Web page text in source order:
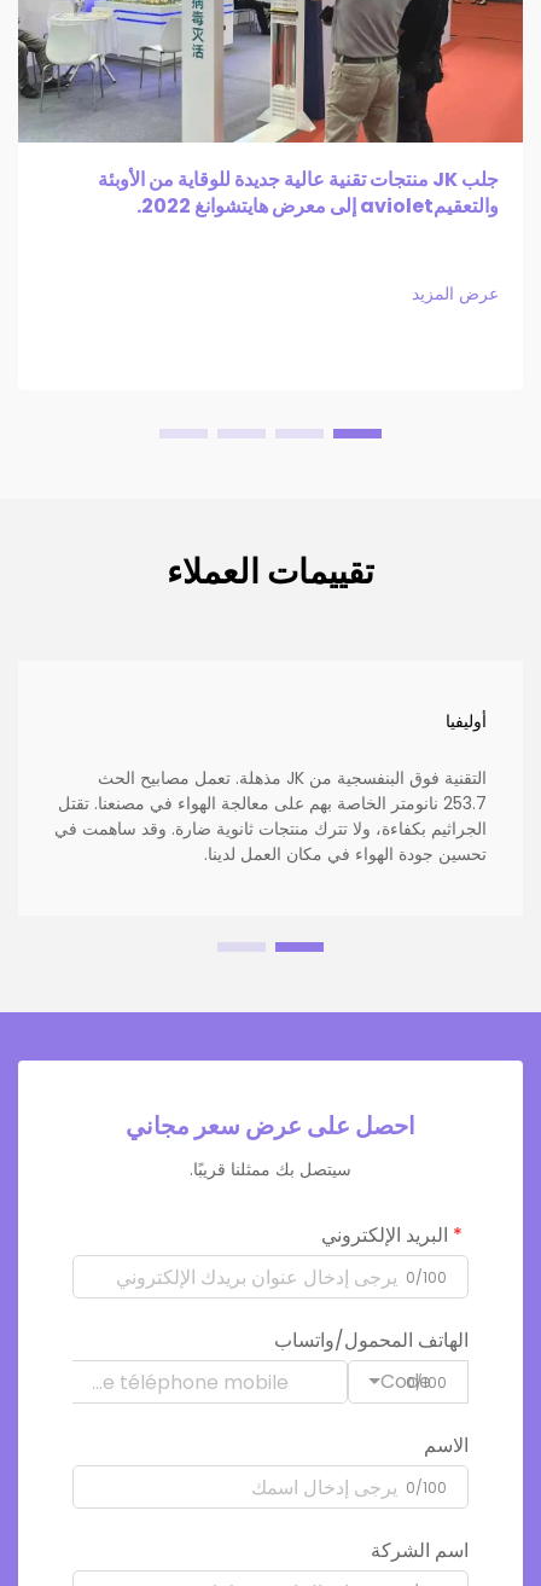
جلب JK منتجات تقنية عالية جديدة للوقاية من الأوبئة
والتعقيمaviolet إلى معرض هايتشوانغ 2022.
عرض المزيد
تقييمات العملاء
أوليفيا
التقنية فوق البنفسجية من JK مذهلة. تعمل مصابيح الحث
253.7 نانومتر الخاصة بهم على معالجة الهواء في مصنعنا. تقتل
الجراثيم بكفاءة، ولا تترك منتجات ثانوية ضارة. وقد ساهمت في
تحسين جودة الهواء في مكان العمل لدينا.
احصل على عرض سعر مجاني
سيتصل بك ممثلنا قريبًا.
البريد الإلكتروني
0/100
الهاتف المحمول/واتساب
Code
0/100
الاسم
0/100
اسم الشركة